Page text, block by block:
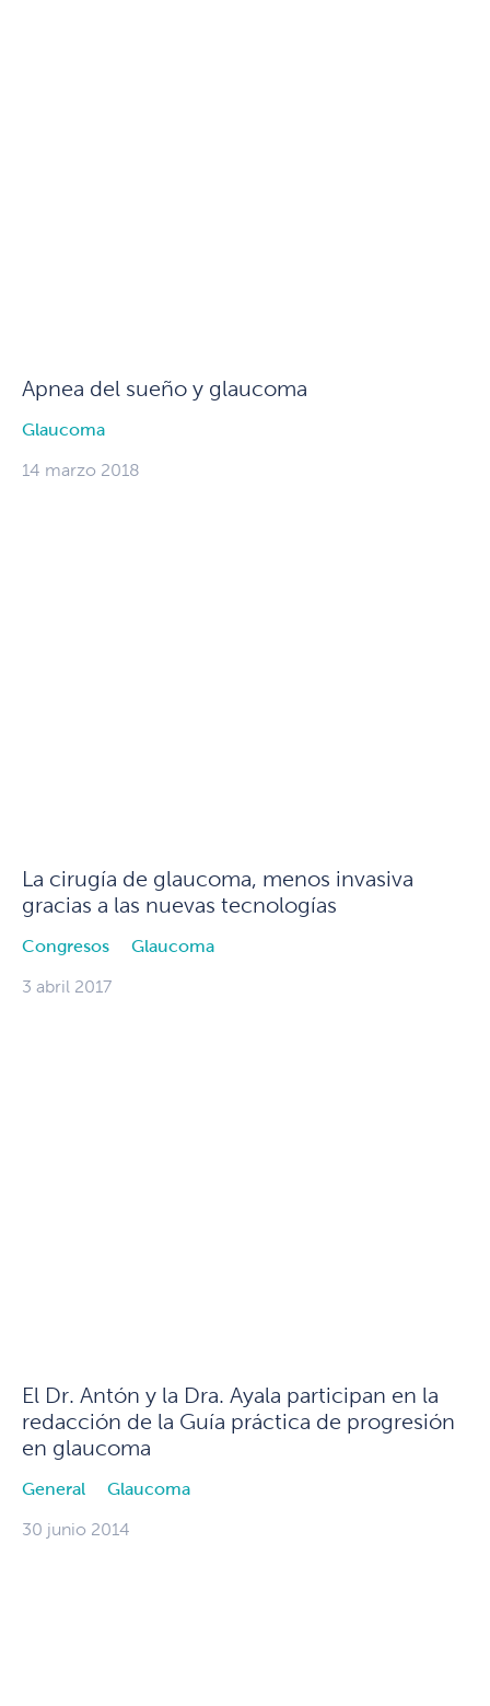
Apnea del sueño y glaucoma
Glaucoma
14 marzo 2018
La cirugía de glaucoma, menos invasiva
gracias a las nuevas tecnologías
Congresos Glaucoma
3 abril 2017
El Dr. Antón y la Dra. Ayala participan en la
redacción de la Guía práctica de progresión
en glaucoma
General Glaucoma
30 junio 2014